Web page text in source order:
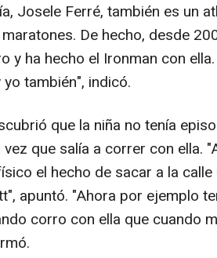
Josele Ferré, también es un
De hecho, desde
y ha hecho el Ironman con
también", indicó.
que la niña no tenía
que salía a correr con ella.
el hecho de sacar a la
apuntó. "Ahora por ejemplo
corro con ella que cuando